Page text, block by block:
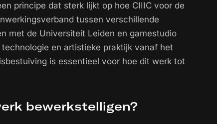
principe dat sterk lijkt op hoe CIIIC voor de
tussen verschillende
met de Universiteit Leiden en gamestudio
en artistieke praktijk vanaf het
is essentieel voor hoe dit werk tot
bewerkstelligen?